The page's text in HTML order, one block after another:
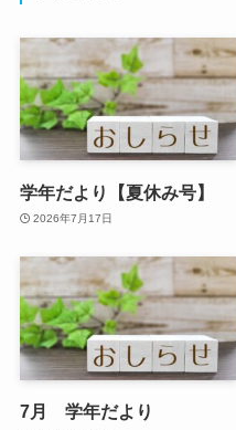
学年だより【夏休み号】
2026年7月17日
7月 学年だより